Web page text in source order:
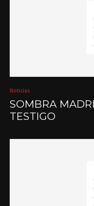
Noticias
SOMBRA
TESTIGO